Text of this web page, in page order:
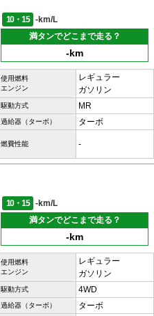
10・15
-km/L
満タンでどこまで走る？
-km
使用燃料
エンジン
レギュラー
ガソリン
駆動方式 MR
過給器（ターボ） ターボ
燃費性能 -
10・15
-km/L
満タンでどこまで走る？
-km
使用燃料
エンジン
レギュラー
ガソリン
駆動方式 4WD
過給器（ターボ） ターボ